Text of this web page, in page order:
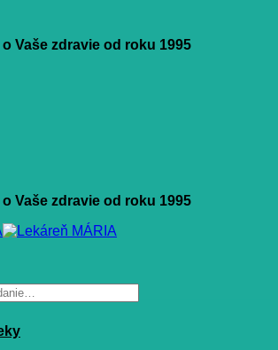
Vaše zdravie od roku 1995
Vaše zdravie od roku 1995